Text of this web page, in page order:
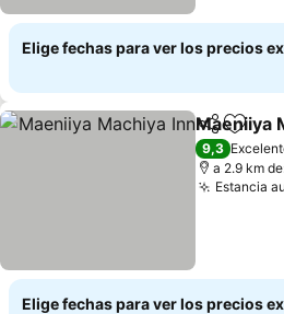
Elige fechas para ver los precios
Compartir
Maeniiya
9,3
a 2.9 km
Estancia
Elige fechas para ver los precios